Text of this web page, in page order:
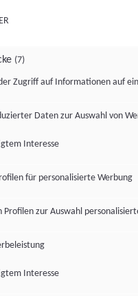
(7)
Zugriff auf Informationen auf
Daten zur Auswahl von
Interesse
für personalisierte Werbung
Profilen zur Auswahl
Interesse